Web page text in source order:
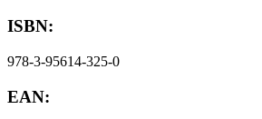
ISBN:
978-3-95614-325-0
EAN: